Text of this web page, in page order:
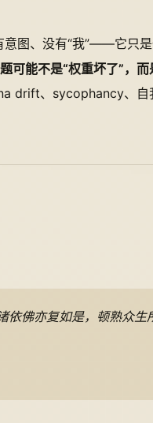
图、没有“我”——它只
可能不是“权重坏了”，
drift、sycophancy、
佛亦复如是，顿熟众